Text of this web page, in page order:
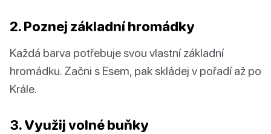
2. Poznej základní hromádky
Každá barva potřebuje svou vlastní základní
hromádku. Začni s Esem, pak skládej v pořadí až po
Krále.
3. Využij volné buňky